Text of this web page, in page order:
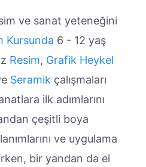
ve sanat yeteneğini
Kursunda 6 - 12 yaş
Resim, Grafik Heykel
Seramik çalışmaları
ilk adımlarını
çeşitli boya
ve uygulama
bir yandan da el